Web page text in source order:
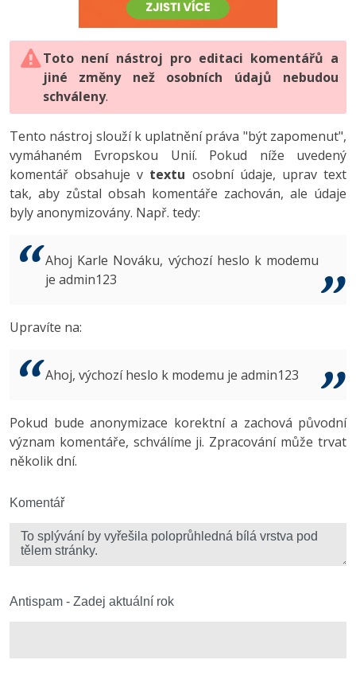
HTML5, CSS3, Bootstrap, SEO
SQL a databáze
Testování a verzování
UML a návrhové vzory
React
Spring
ASP.NET MVC
Best practices
PHP
JavaScript
Python
HTML / CSS
UML a návrhové vzory
MySQL/MariaDB
MS-SQL
Vývojář mobilních aplikací
C# Game developer
Tester
Systémový administrátor
3D grafik
Copywriter
WordPress specialista
-80%
JavaScript -80%
PHP -80%
Swift -80%
Kotlin -80%
VB.NET
Algoritmy -41%
Umělá inteligence (AI) -10%
Fórum
Digitální gramotnost
Marketing
WordPress
SEO
UX
Business
Copywriting
Windows
Kybernetická bezpečnost
Photoshop -80%
Adobe Illustrator -80%
Adobe Lightroom
Adobe XD
Adobe InDesign -25%
Adobe After Effects
Inkscape
Fórum
Toto není nástroj pro editaci komentářů a
jiné změny než osobních údajů nebudou
schváleny.
Tento nástroj slouží k uplatnění práva "být zapomenut",
vymáhaném Evropskou Unií. Pokud níže uvedený
komentář obsahuje v textu osobní údaje, uprav text
tak, aby zůstal obsah komentáře zachován, ale údaje
byly anonymizovány. Např. tedy:
Ahoj Karle Nováku, výchozí heslo k modemu
je admin123
Upravíte na:
Ahoj, výchozí heslo k modemu je admin123
Pokud bude anonymizace korektní a zachová původní
význam komentáře, schválíme ji. Zpracování může trvat
několik dní.
Komentář
Antispam - Zadej aktuální rok